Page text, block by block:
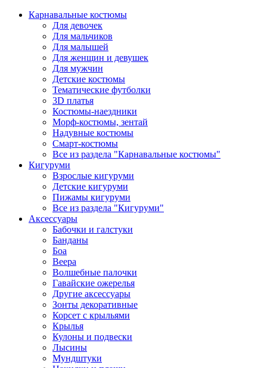
Карнавальные костюмы
Для девочек
Для мальчиков
Для малышей
Для женщин и девушек
Для мужчин
Детские костюмы
Тематические футболки
3D платья
Костюмы-наездники
Морф-костюмы, зентай
Надувные костюмы
Смарт-костюмы
Все из раздела "Карнавальные костюмы"
Кигуруми
Взрослые кигуруми
Детские кигуруми
Пижамы кигуруми
Все из раздела "Кигуруми"
Аксессуары
Бабочки и галстуки
Банданы
Боа
Веера
Волшебные палочки
Гавайские ожерелья
Другие аксессуары
Зонты декоративные
Корсет с крыльями
Крылья
Кулоны и подвески
Лысины
Мундштуки